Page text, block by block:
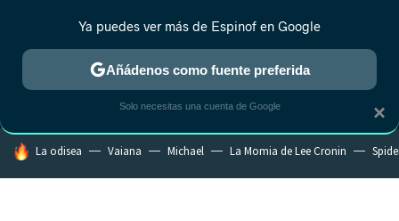
MENÚ NUEVO
ESTRENOS REALITY ANIME RANKINGS CINE
HOY SE HABLA DE
La odisea Vaiana Michael La Momia de Lee Cronin
×
Ya puedes ver más de Espinof en Google
Añádenos como fuente preferida
Solo necesitas una cuenta de Google